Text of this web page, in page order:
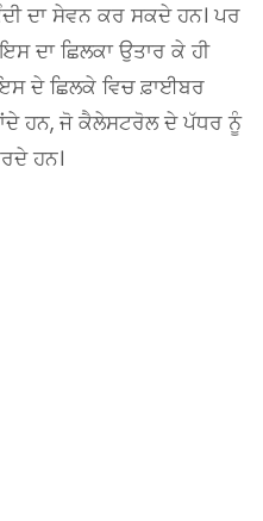
ਦਾ ਸੇਵਨ ਕਰ ਸਕਦੇ ਹਨ। ਪਰ
ਦਾ ਛਿਲਕਾ ਉਤਾਰ ਕੇ ਹੀ
ਦੇ ਛਿਲਕੇ ਵਿਚ ਫ਼ਾਈਬਰ
ਹਨ, ਜੋ ਕੈਲੇਸਟਰੋਲ ਦੇ ਪੱਧਰ ਨੂੰ
ਹਨ।